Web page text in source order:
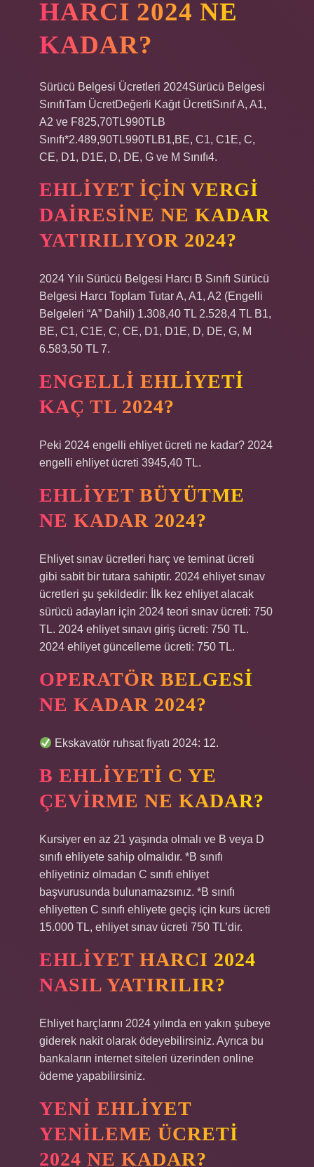
HARCI 2024 NE
KADAR?
Sürücü Belgesi Ücretleri 2024Sürücü Belgesi
SınıfıTam ÜcretDeğerli Kağıt ÜcretiSınıf A, A1,
A2 ve F825,70TL990TLB
Sınıfı*2.489,90TL990TLB1,BE, C1, C1E, C,
CE, D1, D1E, D, DE, G ve M Sınıfı4.
EHLIYET IÇIN VERGI
DAIRESINE NE KADAR
YATIRILIYOR 2024?
2024 Yılı Sürücü Belgesi Harcı B Sınıfı Sürücü
Belgesi Harcı Toplam Tutar A, A1, A2 (Engelli
Belgeleri “A” Dahil) 1.308,40 TL 2.528,4 TL B1,
BE, C1, C1E, C, CE, D1, D1E, D, DE, G, M
6.583,50 TL 7.
ENGELLI EHLIYETI
KAÇ TL 2024?
Peki 2024 engelli ehliyet ücreti ne kadar? 2024
engelli ehliyet ücreti 3945,40 TL.
EHLIYET BÜYÜTME
NE KADAR 2024?
Ehliyet sınav ücretleri harç ve teminat ücreti
gibi sabit bir tutara sahiptir. 2024 ehliyet sınav
ücretleri şu şekildedir: İlk kez ehliyet alacak
sürücü adayları için 2024 teori sınav ücreti: 750
TL. 2024 ehliyet sınavı giriş ücreti: 750 TL.
2024 ehliyet güncelleme ücreti: 750 TL.
OPERATÖR BELGESI
NE KADAR 2024?
Ekskavatör ruhsat fiyatı 2024: 12.
B EHLIYETI C YE
ÇEVIRME NE KADAR?
Kursiyer en az 21 yaşında olmalı ve B veya D
sınıfı ehliyete sahip olmalıdır. *B sınıfı
ehliyetiniz olmadan C sınıfı ehliyet
başvurusunda bulunamazsınız. *B sınıfı
ehliyetten C sınıfı ehliyete geçiş için kurs ücreti
15.000 TL, ehliyet sınav ücreti 750 TL’dir.
EHLIYET HARCI 2024
NASIL YATIRILIR?
Ehliyet harçlarını 2024 yılında en yakın şubeye
giderek nakit olarak ödeyebilirsiniz. Ayrıca bu
bankaların internet siteleri üzerinden online
ödeme yapabilirsiniz.
YENI EHLIYET
YENILEME ÜCRETI
2024 NE KADAR?